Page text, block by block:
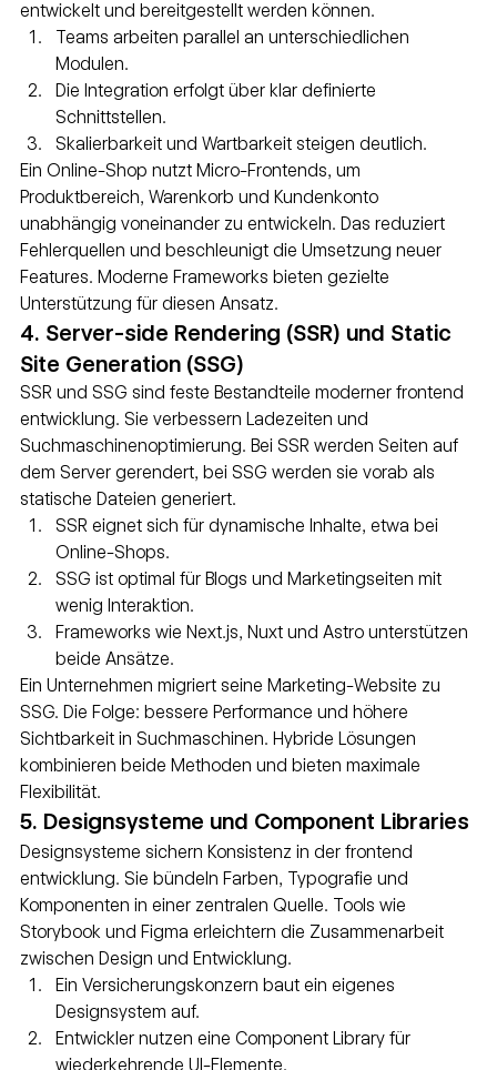
entwickelt und bereitgestellt werden können.
Teams arbeiten parallel an unterschiedlichen
Modulen.
Die Integration erfolgt über klar definierte
Schnittstellen.
Skalierbarkeit und Wartbarkeit steigen deutlich.
Ein Online-Shop nutzt Micro-Frontends, um
Produktbereich, Warenkorb und Kundenkonto
unabhängig voneinander zu entwickeln. Das reduziert
Fehlerquellen und beschleunigt die Umsetzung neuer
Features. Moderne Frameworks bieten gezielte
Unterstützung für diesen Ansatz.
4. Server-side Rendering (SSR) und Static
Site Generation (SSG)
SSR und SSG sind feste Bestandteile moderner frontend
entwicklung. Sie verbessern Ladezeiten und
Suchmaschinenoptimierung. Bei SSR werden Seiten auf
dem Server gerendert, bei SSG werden sie vorab als
statische Dateien generiert.
SSR eignet sich für dynamische Inhalte, etwa bei
Online-Shops.
SSG ist optimal für Blogs und Marketingseiten mit
wenig Interaktion.
Frameworks wie Next.js, Nuxt und Astro unterstützen
beide Ansätze.
Ein Unternehmen migriert seine Marketing-Website zu
SSG. Die Folge: bessere Performance und höhere
Sichtbarkeit in Suchmaschinen. Hybride Lösungen
kombinieren beide Methoden und bieten maximale
Flexibilität.
5. Designsysteme und Component Libraries
Designsysteme sichern Konsistenz in der frontend
entwicklung. Sie bündeln Farben, Typografie und
Komponenten in einer zentralen Quelle. Tools wie
Storybook und Figma erleichtern die Zusammenarbeit
zwischen Design und Entwicklung.
Ein Versicherungskonzern baut ein eigenes
Designsystem auf.
Entwickler nutzen eine Component Library für
wiederkehrende UI-Elemente.